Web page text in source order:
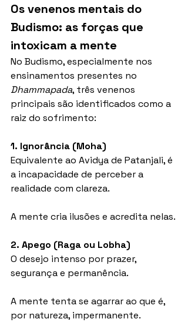
Os venenos mentais do
Budismo: as forças que
intoxicam a mente
No Budismo, especialmente nos
ensinamentos presentes no
Dhammapada, três venenos
principais são identificados como a
raiz do sofrimento:
1. Ignorância (Moha)
Equivalente ao Avidya de Patanjali, é
a incapacidade de perceber a
realidade com clareza.
A mente cria ilusões e acredita nelas.
2. Apego (Raga ou Lobha)
O desejo intenso por prazer,
segurança e permanência.
A mente tenta se agarrar ao que é,
por natureza, impermanente.